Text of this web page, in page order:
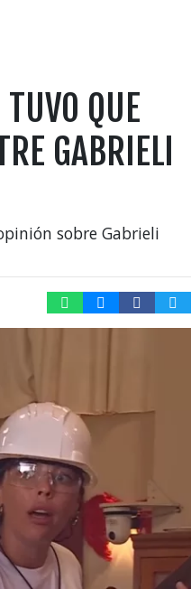
QUE
GABRIELI
sobre Gabrieli